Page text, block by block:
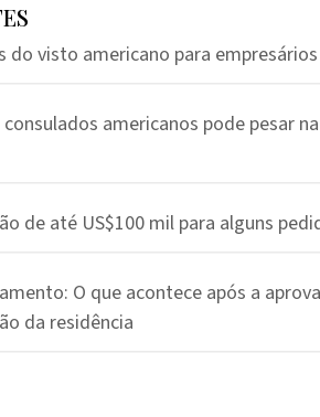
do visto americano para empresários
americanos pode pesar
de até US$100 mil para alguns
O que acontece após a
da residência